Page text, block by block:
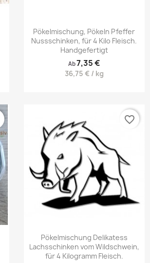
Vorschau
Pökelmischung, Pökeln Pfeffer
Nussschinken, für 4 Kilo Fleisch.
Handgefertigt
Ab7,35 €
36,75 € / kg
Vorschau
Pökelmischung Delikatess
Lachsschinken vom Wildschwein,
für 4 Kilogramm Fleisch.
favorite_border